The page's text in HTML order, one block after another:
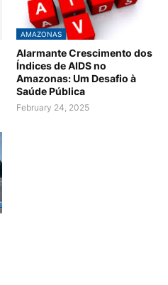
AMAZONAS
Alarmante Crescimento dos
Índices de AIDS no
Amazonas: Um Desafio à
Saúde Pública
February 24, 2025